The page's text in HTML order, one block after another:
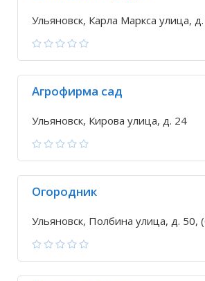
Ульяновск, Карла Маркса улица,
Агрофирма сад
Ульяновск, Кирова улица, д. 24
Огородник
Ульяновск, Полбина улица, д. 50,